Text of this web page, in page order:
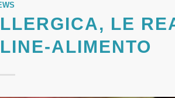
LE
ALIMENTO